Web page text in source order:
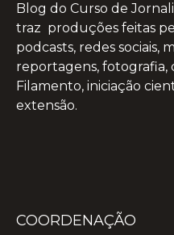
Blog do Curso de
traz produções feitas
podcasts, redes sociais,
reportagens, fotografia,
Filamento, iniciação
extensão.
COORDENAÇÃO